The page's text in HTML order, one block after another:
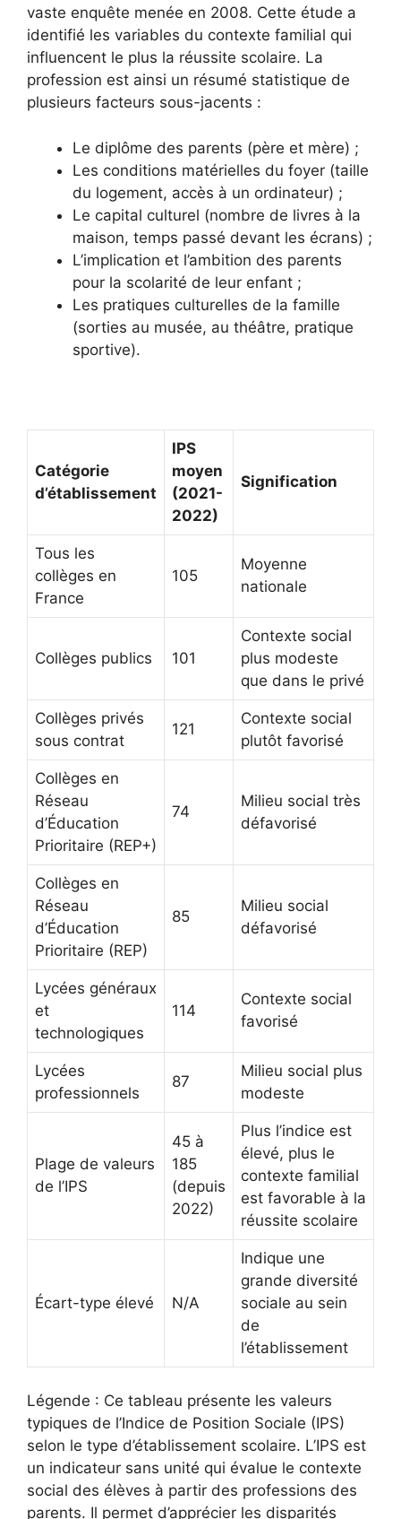
vaste enquête menée en 2008. Cette étude a
identifié les variables du contexte familial qui
influencent le plus la réussite scolaire. La
profession est ainsi un résumé statistique de
plusieurs facteurs sous-jacents :
Le diplôme des parents (père et mère) ;
Les conditions matérielles du foyer (taille
du logement, accès à un ordinateur) ;
Le capital culturel (nombre de livres à la
maison, temps passé devant les écrans) ;
L’implication et l’ambition des parents
pour la scolarité de leur enfant ;
Les pratiques culturelles de la famille
(sorties au musée, au théâtre, pratique
sportive).
Catégorie
d’établissement
IPS
moyen
(2021-
2022)
Signification
Tous les
collèges en
France
105
Moyenne
nationale
Collèges publics 101
Contexte social
plus modeste
que dans le privé
Collèges privés
sous contrat
121
Contexte social
plutôt favorisé
Collèges en
Réseau
d’Éducation
Prioritaire (REP+)
74
Milieu social très
défavorisé
Collèges en
Réseau
d’Éducation
Prioritaire (REP)
85
Milieu social
défavorisé
Lycées généraux
et
technologiques
114
Contexte social
favorisé
Lycées
professionnels
87
Milieu social plus
modeste
Plage de valeurs
de l’IPS
45 à
185
(depuis
2022)
Plus l’indice est
élevé, plus le
contexte familial
est favorable à la
réussite scolaire
Écart-type élevé N/A
Indique une
grande diversité
sociale au sein
de
l’établissement
Légende : Ce tableau présente les valeurs
typiques de l’Indice de Position Sociale (IPS)
selon le type d’établissement scolaire. L’IPS est
un indicateur sans unité qui évalue le contexte
social des élèves à partir des professions des
parents. Il permet d’apprécier les disparités